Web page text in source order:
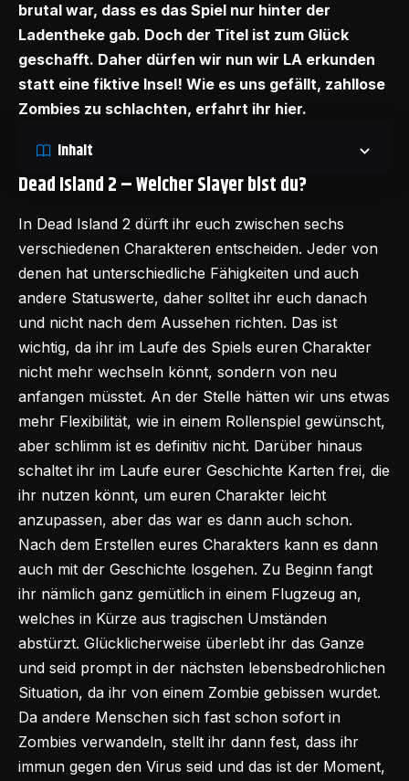
brutal war, dass es das Spiel nur hinter der
Ladentheke gab. Doch der Titel ist zum Glück
geschafft. Daher dürfen wir nun wir LA erkunden
statt eine fiktive Insel! Wie es uns gefällt, zahllose
Zombies zu schlachten, erfahrt ihr hier.
Inhalt
Dead Island 2 – Welcher Slayer bist du?
In Dead Island 2 dürft ihr euch zwischen sechs
verschiedenen Charakteren entscheiden. Jeder von
denen hat unterschiedliche Fähigkeiten und auch
andere Statuswerte, daher solltet ihr euch danach
und nicht nach dem Aussehen richten. Das ist
wichtig, da ihr im Laufe des Spiels euren Charakter
nicht mehr wechseln könnt, sondern von neu
anfangen müsstet. An der Stelle hätten wir uns etwas
mehr Flexibilität, wie in einem Rollenspiel gewünscht,
aber schlimm ist es definitiv nicht. Darüber hinaus
schaltet ihr im Laufe eurer Geschichte Karten frei, die
ihr nutzen könnt, um euren Charakter leicht
anzupassen, aber das war es dann auch schon.
Nach dem Erstellen eures Charakters kann es dann
auch mit der Geschichte losgehen. Zu Beginn fangt
ihr nämlich ganz gemütlich in einem Flugzeug an,
welches in Kürze aus tragischen Umständen
abstürzt. Glücklicherweise überlebt ihr das Ganze
und seid prompt in der nächsten lebensbedrohlichen
Situation, da ihr von einem Zombie gebissen wurdet.
Da andere Menschen sich fast schon sofort in
Zombies verwandeln, stellt ihr dann fest, dass ihr
immun gegen den Virus seid und das ist der Moment,